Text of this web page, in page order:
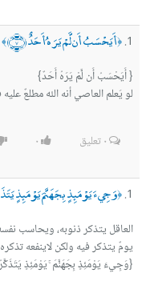
﴿أَيَحْسَبُ أَن لَّمْ يَرَهُ أَحَدٌ ﴿٧﴾ ﴾
لو يَعلم العاصي أنه الله مطلعٌ
٠تعليق ٠
﴿وَجِيءَ يَوْمَئِذٍ بِجَهَنَّمَ يَوْمَئِذٍ
{وَجِيءَ يَوْمَئِذٍ بِجَهَنَّمَ ۚ يَوْمَئِذٍ